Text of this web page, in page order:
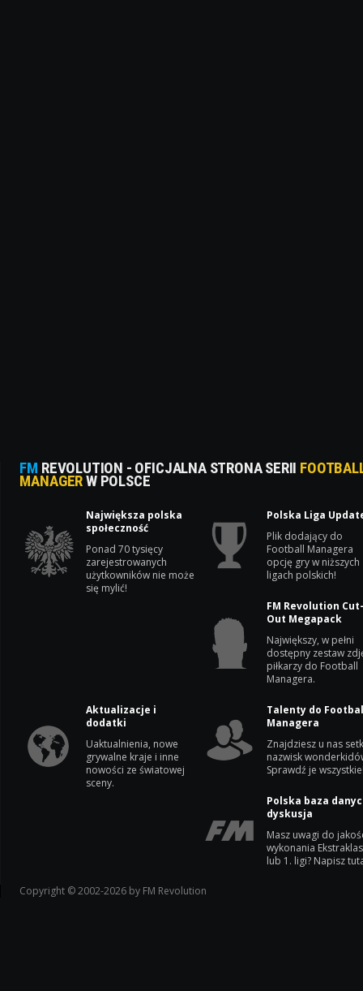
FM REVOLUTION - OFICJALNA STRONA SERII
MANAGERW POLSCE
Największa polska
społeczność
Ponad 70 tysięcy
zarejestrowanych
użytkowników nie może
się mylić!
Polska Liga
Plik dodający do
Football Managera
opcję gry w niższych
ligach polskich!
FM Revolution
Out Megapack
Największy, w pełni
dostępny zestaw
piłkarzy do Football
Managera.
Aktualizacje i
dodatki
Uaktualnienia, nowe
grywalne kraje i inne
nowości ze światowej
sceny.
Talenty do
Managera
Znajdziesz u nas
nazwisk
Sprawdź je
Polska baza
dyskusja
Masz uwagi do
wykonania
lub 1. ligi? Napisz
Copyright © 2002-2026 by FM Revolution